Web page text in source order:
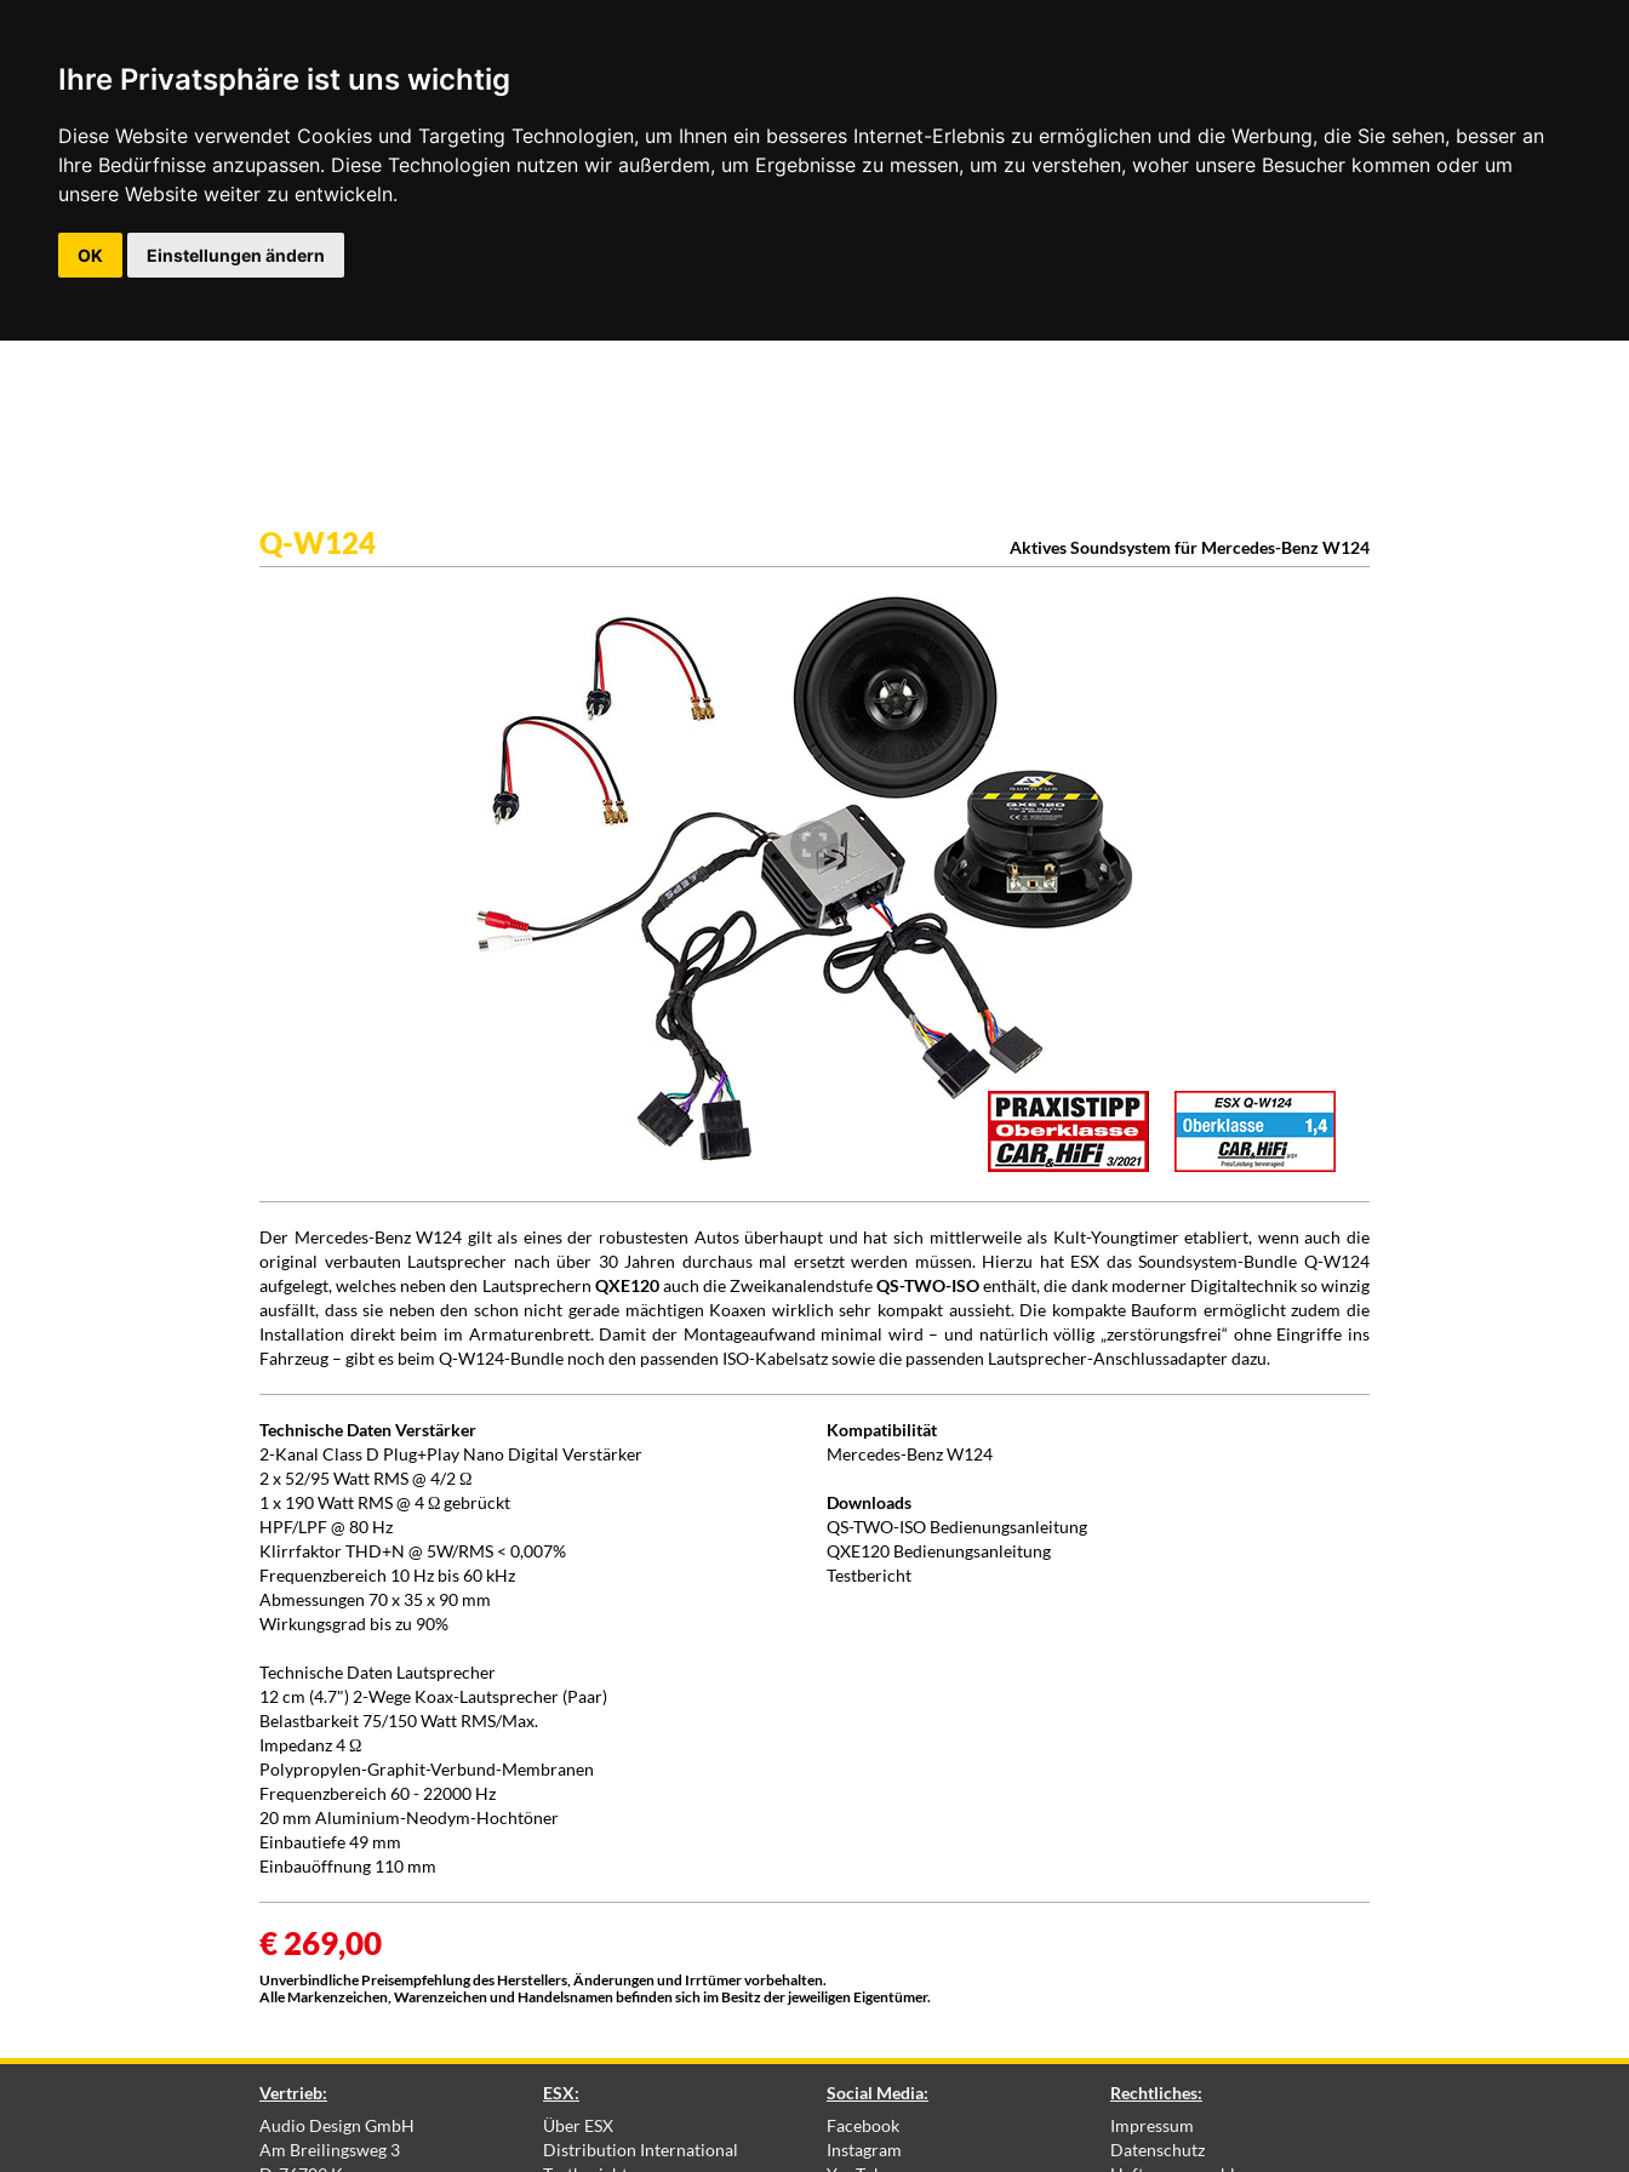
Ihre Privatsphäre ist uns wichtig
Diese Website verwendet Cookies und Targeting Technologien, um Ihnen ein besseres Internet-Erlebnis zu ermöglichen und die Werbung, die Sie sehen, besser an
Ihre Bedürfnisse anzupassen. Diese Technologien nutzen wir außerdem, um Ergebnisse zu messen, um zu verstehen, woher unsere Besucher kommen oder um
unsere Website weiter zu entwickeln.
OK Einstellungen ändern
Q-W124 Aktives Soundsystem für Mercedes-Benz W124
Der Mercedes-Benz W124 gilt als eines der robustesten Autos überhaupt und hat sich mittlerweile als Kult-Youngtimer etabliert, wenn auch die
original verbauten Lautsprecher nach über 30 Jahren durchaus mal ersetzt werden müssen. Hierzu hat ESX das Soundsystem-Bundle Q-W124
aufgelegt, welches neben den Lautsprechern QXE120auch die ZweikanalendstufeQS-TWO-ISOenthält, die dank moderner Digitaltechnik so winzig
ausfällt, dass sie neben den schon nicht gerade mächtigen Koaxen wirklich sehr kompakt aussieht. Die kompakte Bauform ermöglicht zudem die
Installation direkt beim im Armaturenbrett. Damit der Montageaufwand minimal wird – und natürlich völlig „zerstörungsfrei“ ohne Eingriffe ins
Fahrzeug – gibt es beim Q-W124-Bundle noch den passenden ISO-Kabelsatz sowie die passenden Lautsprecher-Anschlussadapter dazu.
Technische Daten Verstärker
2-Kanal Class D Plug+Play Nano Digital Verstärker
2 x 52/95 Watt RMS @ 4/2 Ω
1 x 190 Watt RMS @ 4 Ω gebrückt
HPF/LPF @ 80 Hz
Klirrfaktor THD+N @ 5W/RMS < 0,007%
Frequenzbereich 10 Hz bis 60 kHz
Abmessungen 70 x 35 x 90 mm
Wirkungsgrad bis zu 90%
Technische Daten Lautsprecher
12 cm (4.7") 2-Wege Koax-Lautsprecher (Paar)
Belastbarkeit 75/150 Watt RMS/Max.
Impedanz 4 Ω
Polypropylen-Graphit-Verbund-Membranen
Frequenzbereich 60 - 22000 Hz
20 mm Aluminium-Neodym-Hochtöner
Einbautiefe 49 mm
Einbauöffnung 110 mm
Kompatibilität
Mercedes-Benz W124
Downloads
QS-TWO-ISO Bedienungsanleitung
QXE120 Bedienungsanleitung
Testbericht
€ 269,00
Unverbindliche Preisempfehlung des Herstellers, Änderungen und Irrtümer vorbehalten.
Alle Markenzeichen, Warenzeichen und Handelsnamen befinden sich im Besitz der jeweiligen Eigentümer.
Vertrieb:
Audio Design GmbH
Am Breilingsweg 3
ESX:
Über ESX
Distribution International
Social Media:
Facebook
Instagram
Rechtliches:
Impressum
Datenschutz